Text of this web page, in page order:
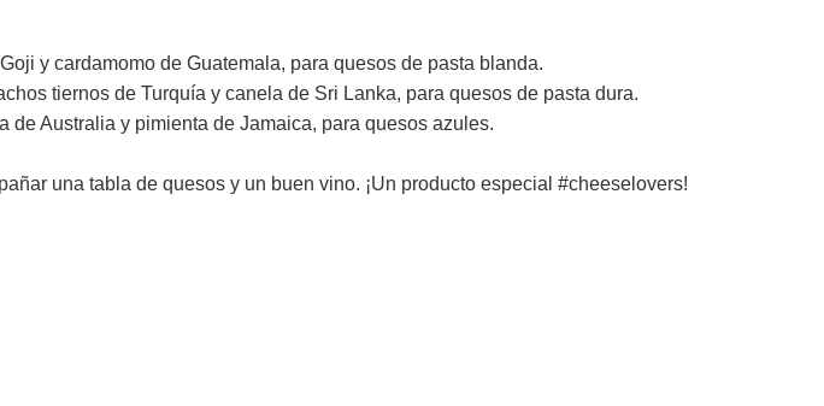
y cardamomo de Guatemala, para quesos de pasta blanda.
tiernos de Turquía y canela de Sri Lanka, para quesos de pasta dura.
de Australia y pimienta de Jamaica, para quesos azules.
una tabla de quesos y un buen vino. ¡Un producto especial #cheeselovers!